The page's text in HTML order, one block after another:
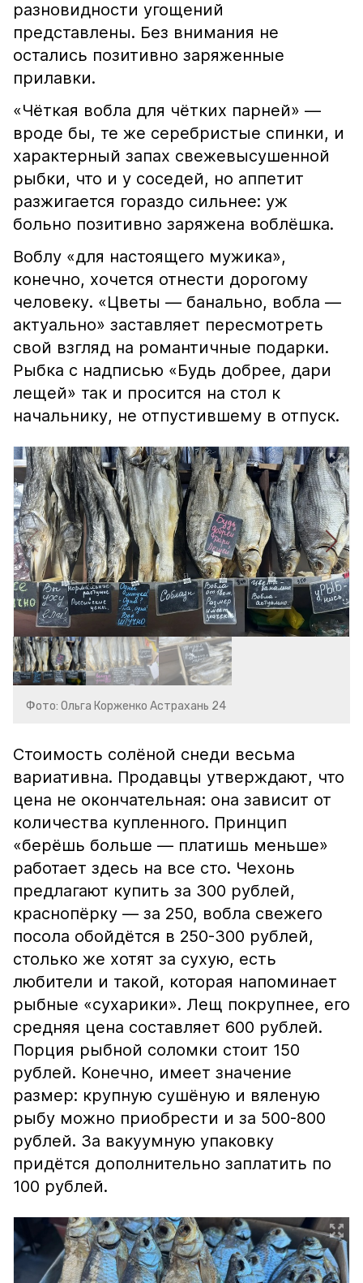
разновидности угощений
представлены. Без внимания не
остались позитивно заряженные
прилавки.
«Чёткая вобла для чётких парней» —
вроде бы, те же серебристые спинки, и
характерный запах свежевысушенной
рыбки, что и у соседей, но аппетит
разжигается гораздо сильнее: уж
больно позитивно заряжена воблёшка.
Воблу «для настоящего мужика»,
конечно, хочется отнести дорогому
человеку. «Цветы — банально, вобла —
актуально» заставляет пересмотреть
свой взгляд на романтичные подарки.
Рыбка с надписью «Будь добрее, дари
лещей» так и просится на стол к
начальнику, не отпустившему в отпуск.
Фото: Ольга Корженко Астрахань 24
Стоимость солёной снеди весьма
вариативна. Продавцы утверждают, что
цена не окончательная: она зависит от
количества купленного. Принцип
«берёшь больше — платишь меньше»
работает здесь на все сто. Чехонь
предлагают купить за 300 рублей,
краснопёрку — за 250, вобла свежего
посола обойдётся в 250-300 рублей,
столько же хотят за сухую, есть
любители и такой, которая напоминает
рыбные «сухарики». Лещ покрупнее, его
средняя цена составляет 600 рублей.
Порция рыбной соломки стоит 150
рублей. Конечно, имеет значение
размер: крупную сушёную и вяленую
рыбу можно приобрести и за 500-800
рублей. За вакуумную упаковку
придётся дополнительно заплатить по
100 рублей.